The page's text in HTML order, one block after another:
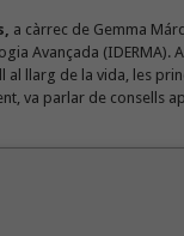
a càrrec de Gemma
Avançada (IDERMA).
al llarg de la vida, les
va parlar de consells